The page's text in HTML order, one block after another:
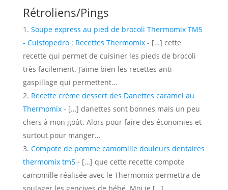
Rétroliens/Pings
Soupe express au pied de brocoli Thermomix TM5
- Cuistopedro : Recettes Thermomix- […] cette
recette qui permet de cuisiner les pieds de brocoli
très facilement. J’aime bien les recettes anti-
gaspillage qui permettent…
Recette crème dessert des Danettes caramel au
Thermomix- […] danettes sont bonnes mais un peu
chers à mon goût. Alors pour faire des économies et
surtout pour manger…
Compote de pomme camomille douleurs dentaires
thermomix tm5- […] que cette recette compote
camomille réalisée avec le Thermomix permettra de